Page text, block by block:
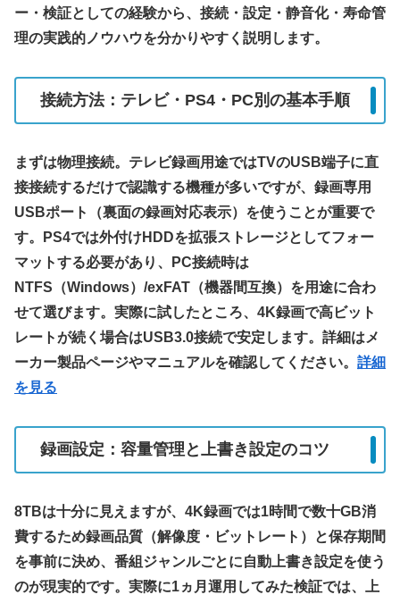
ー・検証としての経験から、接続・設定・静音化・寿命管
理の実践的ノウハウを分かりやすく説明します。
接続方法：テレビ・PS4・PC別の基本手順
まずは物理接続。テレビ録画用途ではTVのUSB端子に直
接接続するだけで認識する機種が多いですが、録画専用
USBポート（裏面の録画対応表示）を使うことが重要で
す。PS4では外付けHDDを拡張ストレージとしてフォー
マットする必要があり、PC接続時は
NTFS（Windows）/exFAT（機器間互換）を用途に合わ
せて選びます。実際に試したところ、4K録画で高ビット
レートが続く場合はUSB3.0接続で安定します。詳細はメ
ーカー製品ページやマニュアルを確認してください。 詳細
を見る
録画設定：容量管理と上書き設定のコツ
8TBは十分に見えますが、4K録画では1時間で数十GB消
費するため録画品質（解像度・ビットレート）と保存期間
を事前に決め、番組ジャンルごとに自動上書き設定を使う
のが現実的です。実際に1ヵ月運用してみた検証では、上